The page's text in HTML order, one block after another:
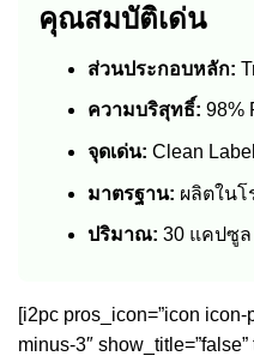
คุณสมบัติเด่น
ส่วนประกอบหลัก:
ความบริสุทธิ์: 98%
จุดเด่น: Clean
มาตรฐาน: ผลิตในโ
ปริมาณ: 30 แคปซูล
[i2pc pros_icon=”icon
minus-3″